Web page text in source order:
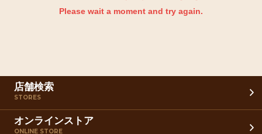
Please wait a moment and try again.
店舗検索
STORES
オンラインストア
ONLINE STORE